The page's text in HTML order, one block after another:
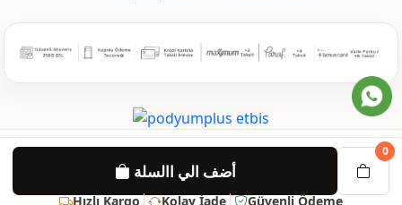
أضف الي االسلة
0
Hızlı Kargo Kolay İade Güvenli Ödeme